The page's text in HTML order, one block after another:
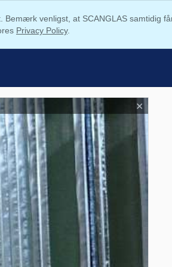
Bemærk venligst, at SCANGLAS samtidig
Privacy Policy.
✕